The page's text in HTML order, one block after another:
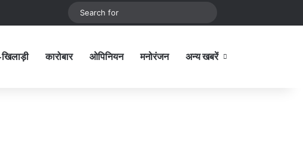
Switch skin
कारोबार ओपिनियन मनोरंजन अन्य खबरें